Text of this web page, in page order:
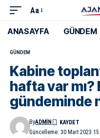
Aa
ANASAYFA GÜNDEM
GÜNDEM
Kabine
hafta var mı?
gündeminde
Güncelleme: 30 Mart 2023
ByADMIN